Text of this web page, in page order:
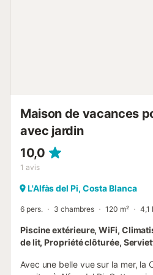
Maison de vacances
avec jardin
10,0
1 avis
L'Alfàs del Pi, Costa Blanca
6 pers. 3 chambres 120 m² 4,1
Piscine extérieure, WiFi,
de lit, Propriété clôturée,
Avec une belle vue sur la mer, la